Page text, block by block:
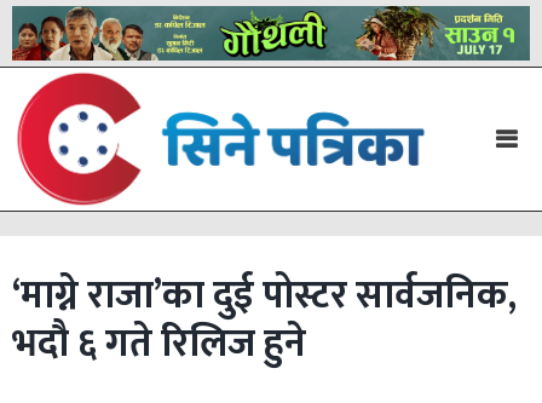
‘माग्ने राजा’का दुई पोस्टर सार्वजनिक,
भदौ ६ गते रिलिज हुने